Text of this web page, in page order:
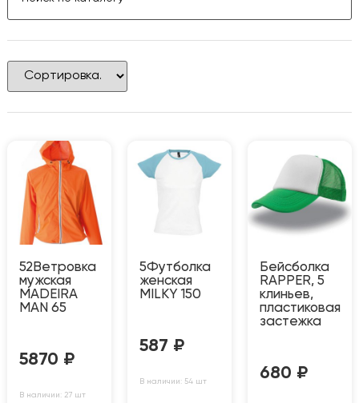
52Ветровка
мужская
MADEIRA
MAN 65
5870 ₽
В наличии: 27 шт
5Футболка
женская
MILKY 150
587 ₽
В наличии: 54 шт
Бейсболка
RAPPER, 5
клиньев,
пластиковая
застежка
680 ₽